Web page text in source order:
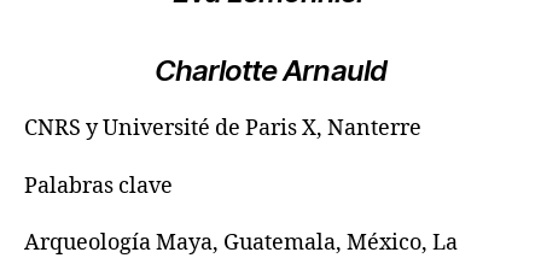
Charlotte Arnauld
CNRS y Université de Paris X, Nanterre
Palabras clave
Arqueología Maya, Guatemala, México, La